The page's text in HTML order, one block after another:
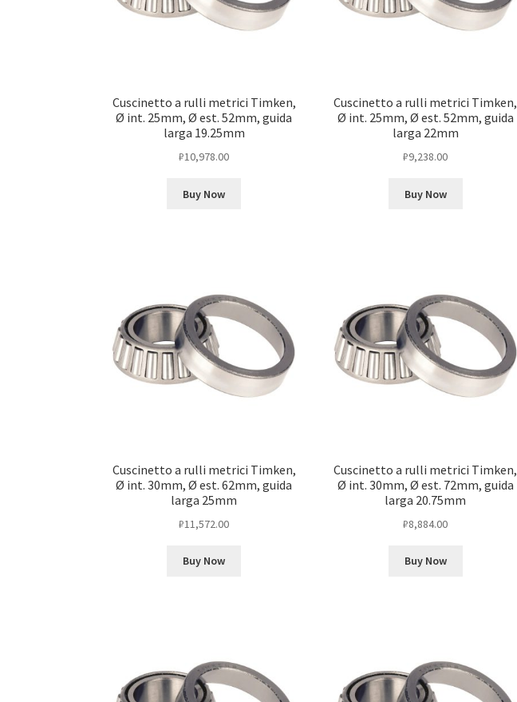
Cuscinetto a rulli metrici Timken,
Ø int. 25mm, Ø est. 52mm, guida
larga 19.25mm
₽10,978.00
Buy Now
Cuscinetto a rulli metrici Timken,
Ø int. 25mm, Ø est. 52mm, guida
larga 22mm
₽9,238.00
Buy Now
Cuscinetto a rulli metrici Timken,
Ø int. 30mm, Ø est. 62mm, guida
larga 25mm
₽11,572.00
Buy Now
Cuscinetto a rulli metrici Timken,
Ø int. 30mm, Ø est. 72mm, guida
larga 20.75mm
₽8,884.00
Buy Now